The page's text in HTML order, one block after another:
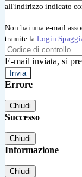
all'indirizzo indicato
Non hai una e-mail
tramite la Login
E-mail inviata, si
Errore
Chiudi
Successo
Chiudi
Informazione
Chiudi